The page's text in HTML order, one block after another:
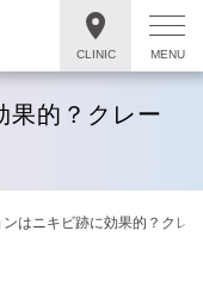
果的？クレー
ンはニキビ跡に効果的？クレ
CLINIC MENU